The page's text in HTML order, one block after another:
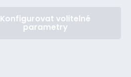
Konfigurovat volitelné
parametry